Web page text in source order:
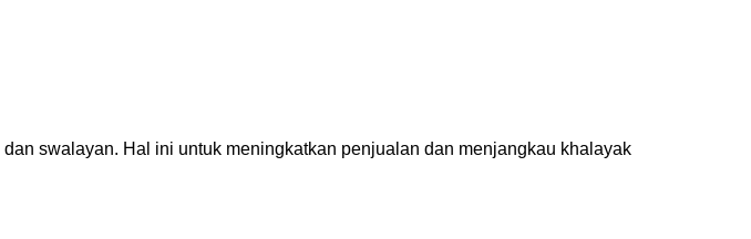
swalayan. Hal ini untuk meningkatkan penjualan dan menjangkau khalayak